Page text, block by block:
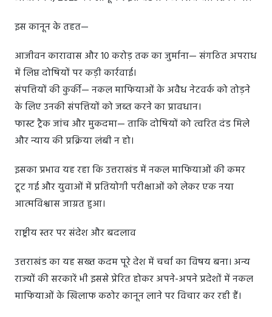
इस कानून के तहत—
आजीवन कारावास और 10 करोड़ तक का जुर्माना— संगठित अपराध
में लिप्त दोषियों पर कड़ी कार्रवाई।
संपत्तियों की कुर्की— नकल माफियाओं के अवैध नेटवर्क को तोड़ने
के लिए उनकी संपत्तियों को जब्त करने का प्रावधान।
फास्ट ट्रैक जांच और मुकदमा— ताकि दोषियों को त्वरित दंड मिले
और न्याय की प्रक्रिया लंबी न हो।
इसका प्रभाव यह रहा कि उत्तराखंड में नकल माफियाओं की कमर
टूट गई और युवाओं में प्रतियोगी परीक्षाओं को लेकर एक नया
आत्मविश्वास जाग्रत हुआ।
राष्ट्रीय स्तर पर संदेश और बदलाव
उत्तराखंड का यह सख्त कदम पूरे देश में चर्चा का विषय बना। अन्य
राज्यों की सरकारें भी इससे प्रेरित होकर अपने-अपने प्रदेशों में नकल
माफियाओं के खिलाफ कठोर कानून लाने पर विचार कर रही हैं।